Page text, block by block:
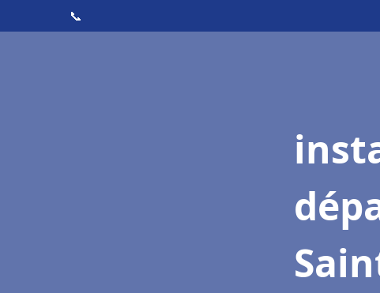
📞